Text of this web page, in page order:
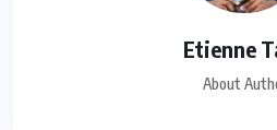
Etienne
About